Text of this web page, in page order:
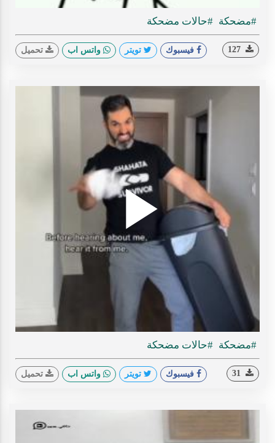
#مضحكة #حالات مضحكة
فيسبوك تويتر واتس اب تحميل
Play
#مضحكة #حالات مضحكة
فيسبوك تويتر واتس اب تحميل